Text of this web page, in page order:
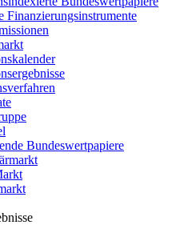
Finanzierungsinstrumente
Bundeswertpapiere